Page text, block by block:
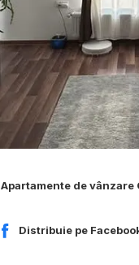
Apartamente de vânzare
Distribuie pe